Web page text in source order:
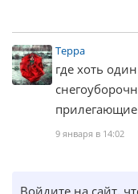
Терра
где хоть
9 января в 14:02
Войдите на сайт,